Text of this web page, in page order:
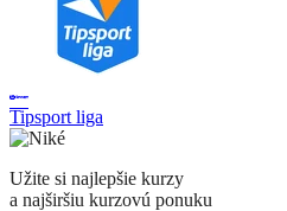
Tipsport liga
Užite si najlepšie kurzy
a najširšiu kurzovú ponuku